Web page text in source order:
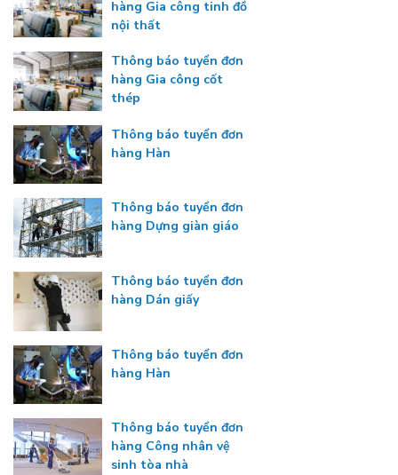
hàng Gia công tinh đồ
nội thất
Thông báo tuyển đơn
hàng Gia công cốt
thép
Thông báo tuyển đơn
hàng Hàn
Thông báo tuyển đơn
hàng Dựng giàn giáo
Thông báo tuyển đơn
hàng Dán giấy
Thông báo tuyển đơn
hàng Hàn
Thông báo tuyển đơn
hàng Công nhân vệ
sinh tòa nhà